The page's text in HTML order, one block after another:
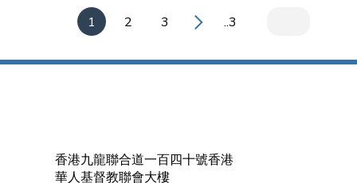
1 2 3 ..3
香港九龍聯合道一百四十號香港
華人基督教聯會大樓